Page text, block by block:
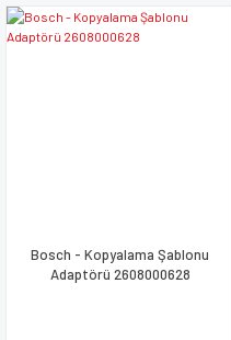
Bosch - Kopyalama Şablonu
Adaptörü 2608000628